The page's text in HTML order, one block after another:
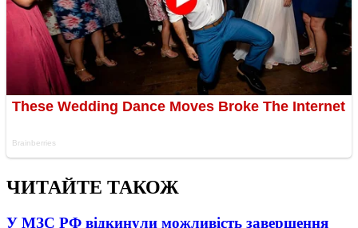
ЧИТАЙТЕ ТАКОЖ
У МЗС РФ відкинули можливість завершення